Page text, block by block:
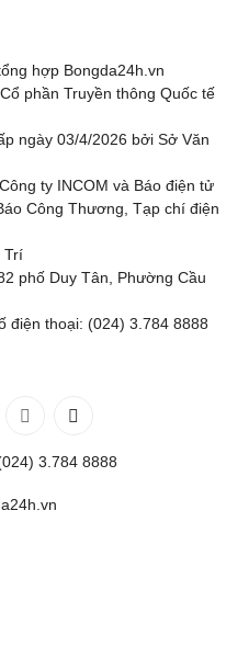
hợp Bongda24h.vn
phần Truyền thông Quốc tế
ngày 03/4/2026 bởi Sở Văn
ty INCOM và Báo điện tử
Công Thương, Tạp chí điện
Trí
phố Duy Tân, Phường Cầu
điện thoại: (024) 3.784 8888
3.784 8888